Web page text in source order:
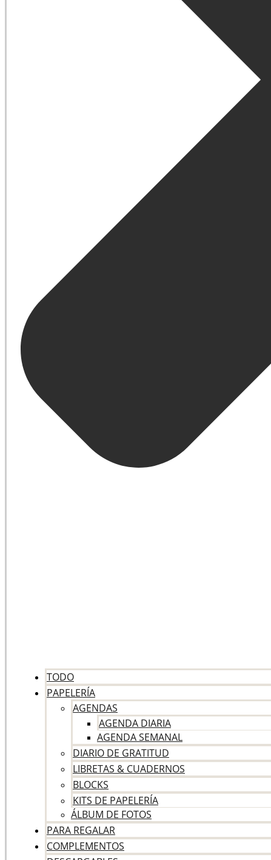
TODO
PAPELERÍA
AGENDAS
AGENDA DIARIA
AGENDA SEMANAL
DIARIO DE GRATITUD
LIBRETAS & CUADERNOS
BLOCKS
KITS DE PAPELERÍA
ÁLBUM DE FOTOS
PARA REGALAR
COMPLEMENTOS